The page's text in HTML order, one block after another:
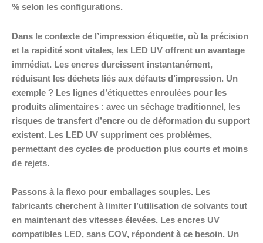
% selon les configurations.
Dans le contexte de l’impression étiquette, où la précision
et la rapidité sont vitales, les LED UV offrent un avantage
immédiat. Les encres durcissent instantanément,
réduisant les déchets liés aux défauts d’impression. Un
exemple ? Les lignes d’étiquettes enroulées pour les
produits alimentaires : avec un séchage traditionnel, les
risques de transfert d’encre ou de déformation du support
existent. Les LED UV suppriment ces problèmes,
permettant des cycles de production plus courts et moins
de rejets.
Passons à la flexo pour emballages souples. Les
fabricants cherchent à limiter l’utilisation de solvants tout
en maintenant des vitesses élevées. Les encres UV
compatibles LED, sans COV, répondent à ce besoin. Un